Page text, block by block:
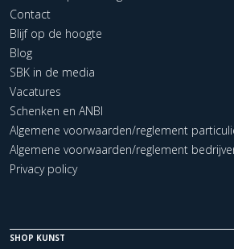
Contact
Blijf op de hoogte
Blog
SBK in de media
Vacatures
Schenken en ANBI
Algemene voorwaarden/reglement
Algemene voorwaarden/reglement
Privacy policy
SHOP KUNST